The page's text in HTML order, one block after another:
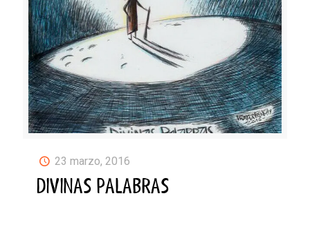
23 marzo, 2016
DIVINAS PALABRAS